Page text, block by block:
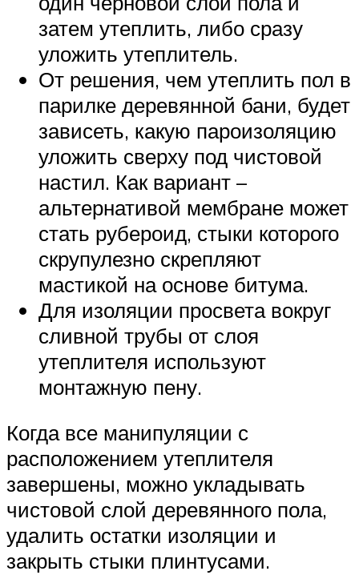
затем утеплить, либо сразу
уложить утеплитель.
От решения, чем утеплить пол в
парилке деревянной бани, будет
зависеть, какую пароизоляцию
уложить сверху под чистовой
настил. Как вариант –
альтернативой мембране может
стать рубероид, стыки которого
скрупулезно скрепляют
мастикой на основе битума.
Для изоляции просвета вокруг
сливной трубы от слоя
утеплителя используют
монтажную пену.
Когда все манипуляции с
расположением утеплителя
завершены, можно укладывать
чистовой слой деревянного пола,
удалить остатки изоляции и
закрыть стыки плинтусами.